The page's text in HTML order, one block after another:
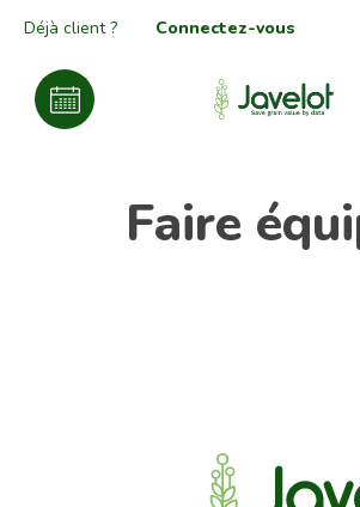
Déjà client ? Connectez-vous
Faire